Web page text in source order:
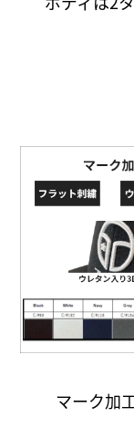
マーク加